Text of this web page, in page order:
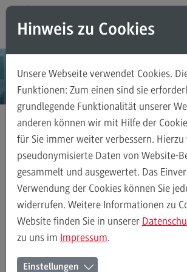
Direkt zum Inhalt
Direkt zum Hauptmenu
Direkt zum Footer
Modul-O-
Masterstudiengänge
Accounting, Controlling, Taxation
Accounting, Controlling, Taxation
Modulangebot
Berufsperspektiven
Kontakt
Advanced Practice in Healthcare
Advanced Practice in Healthcare
Rahmenbedingungen
Masterstudiengänge Executive
Executive Engineering Modulangebot
Ihr Kontakt zum
Hinweis zu Cookies
Unsere Webseite verwendet Cookies.
Funktionen: Zum einen sind sie
grundlegende Funktionalität unserer
anderen können wir mit Hilfe der
für Sie immer weiter verbessern. Hierzu
pseudonymisierte Daten von Website-
gesammelt und ausgewertet. Das
Verwendung der Cookies können Sie
widerrufen. Weitere Informationen zu
Website finden Sie in unserer
zu uns im Impressum.
Einstellungen